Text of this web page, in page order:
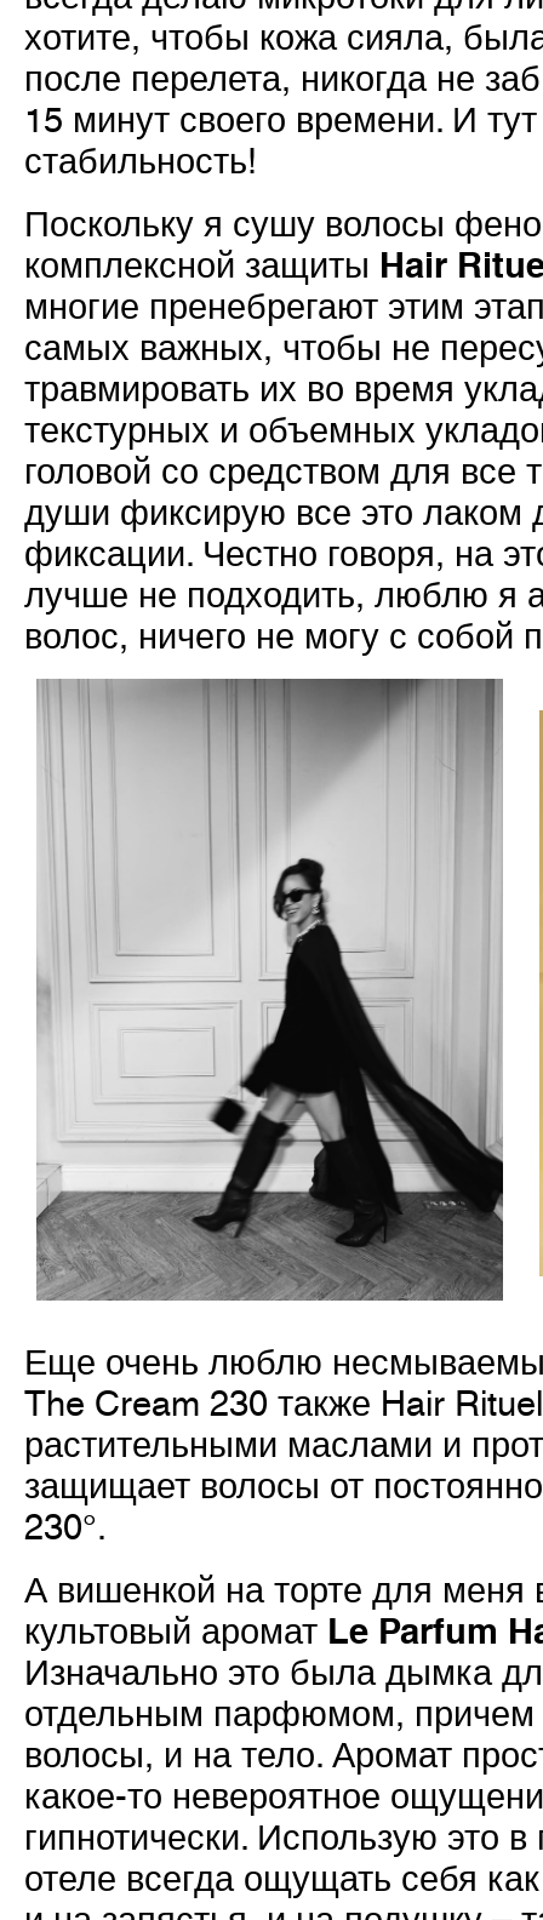
хотите, чтобы кожа сияла,
после перелета, никогда не
15 минут своего времени. И
стабильность!
Поскольку я сушу волосы
комплексной защиты Hair
многие пренебрегают этим
самых важных, чтобы не
травмировать их во время
текстурных и объемных
головой со средством для все
души фиксирую все это лаком
фиксации. Честно говоря, на
лучше не подходить, люблю я
волос, ничего не могу с собой
Еще очень люблю
The Cream 230 также Hair
растительными маслами и
защищает волосы от
230°.
А вишенкой на торте для меня
культовый аромат Le Parfum
Изначально это была дымка
отдельным парфюмом, причем
волосы, и на тело. Аромат
какое-то невероятное
гипнотически. Использую это
отеле всегда ощущать себя